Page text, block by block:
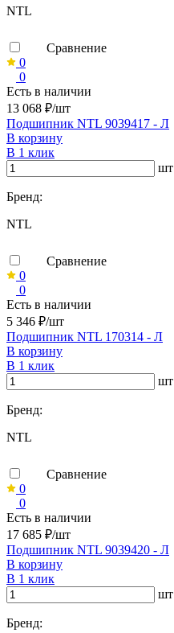
NTL
Сравнение
0
0
Есть в наличии
13 068 ₽/шт
Подшипник NTL 9039417 - Л
В корзину
В 1 клик
шт
Бренд:
NTL
Сравнение
0
0
Есть в наличии
5 346 ₽/шт
Подшипник NTL 170314 - Л
В корзину
В 1 клик
шт
Бренд:
NTL
Сравнение
0
0
Есть в наличии
17 685 ₽/шт
Подшипник NTL 9039420 - Л
В корзину
В 1 клик
шт
Бренд: